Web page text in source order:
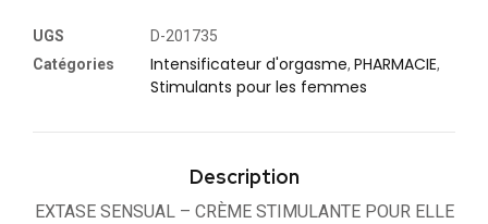
UGS
D-201735
Catégories
Intensificateur d'orgasme, PHARMACIE,
Stimulants pour les femmes
Description
EXTASE SENSUAL – CRÈME STIMULANTE POUR ELLE